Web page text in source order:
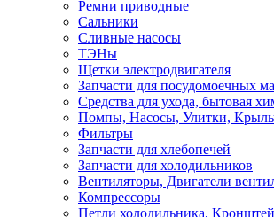
Ремни приводные
Сальники
Сливные насосы
ТЭНы
Щетки электродвигателя
Запчасти для посудомоечных
Средства для ухода, бытовая
Помпы, Насосы, Улитки,
Фильтры
Запчасти для хлебопечей
Запчасти для холодильников
Вентиляторы, Двигатели
Компрессоры
Петли холодильника,